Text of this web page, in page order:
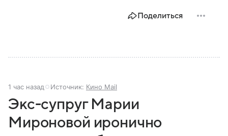
Поделиться
1 час назад Источник: Кино Mail
Экс-супруг Марии
Мироновой иронично